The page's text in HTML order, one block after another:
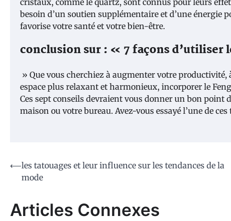
besoin d’un soutien supplémentaire et d’une
favorise votre santé et votre bien-être.
conclusion sur : « 7 façons d’utiliser
» Que vous cherchiez à augmenter votre
espace plus relaxant et harmonieux, incorporer le
Ces sept conseils devraient vous donner un bon
maison ou votre bureau. Avez-vous essayé l’une de
Navigation
de
⟵les tatouages et leur influence sur les tendances de la
mode
Articles Connexes